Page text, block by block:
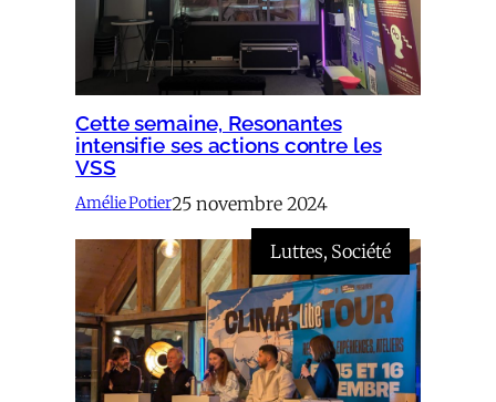
Cette semaine, Resonantes
intensifie ses actions contre les
VSS
Amélie Potier25 novembre 2024
Luttes, Société